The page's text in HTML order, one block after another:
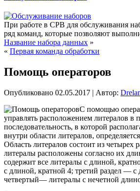
При работе в СРВ для обслуживания
ряд команд, которые позволяют
Название набора данных »
« Первая команда обработки
Помощь операторов
Опубликовано 02.05.2017 | Автор:
С помощью
управлять расположением литералов в
последовательность, в которой
внутри области литералов,
Область литералов состоит из четырех
литералы расположены согласно их
содержит все литералы с длиной,
с длиной, кратной 4; третий раздел — с
четвертый— литералы с нечетной